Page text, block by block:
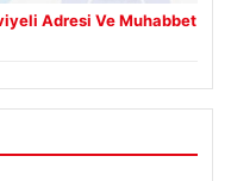
Adresi Ve Muhabbet